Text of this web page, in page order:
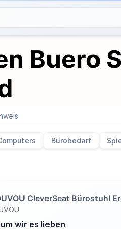
Buero
Bürobedarf
CleverSeat Bürostuhl
wir es lieben